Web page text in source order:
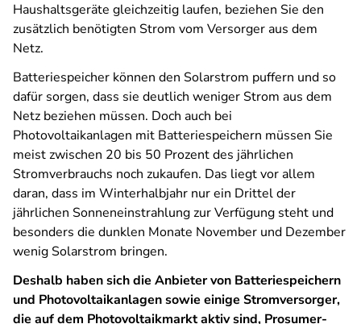
Haushaltsgeräte gleichzeitig laufen, beziehen Sie den
zusätzlich benötigten Strom vom Versorger aus dem
Netz.
Batteriespeicher können den Solarstrom puffern und so
dafür sorgen, dass sie deutlich weniger Strom aus dem
Netz beziehen müssen. Doch auch bei
Photovoltaikanlagen mit Batteriespeichern müssen Sie
meist zwischen 20 bis 50 Prozent des jährlichen
Stromverbrauchs noch zukaufen. Das liegt vor allem
daran, dass im Winterhalbjahr nur ein Drittel der
jährlichen Sonneneinstrahlung zur Verfügung steht und
besonders die dunklen Monate November und Dezember
wenig Solarstrom bringen.
Deshalb haben sich die Anbieter von Batteriespeichern
und Photovoltaikanlagen sowie einige Stromversorger,
die auf dem Photovoltaikmarkt aktiv sind, Prosumer-